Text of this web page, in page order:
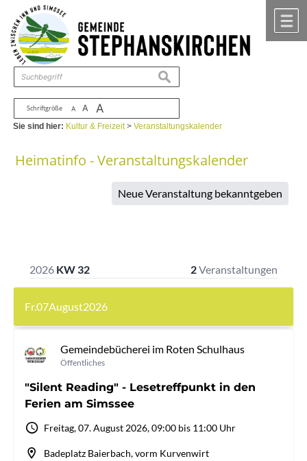
Zum Inhalt ,zur Navigation
Schriftgröße A A A
suchen
Sie sind hier: Kultur & Freizeit>Veranstaltungskalender
Heimatinfo - Veranstaltungskalender